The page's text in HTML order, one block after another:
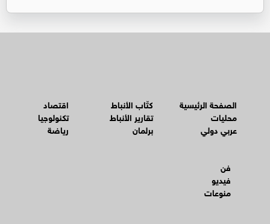
الصفحة الرئيسية
محليات
عربي دولي
كتّاب الأنباط
تقارير الأنباط
برلمان
اقتصاد
تكنولوجيا
رياضة
فن
فيديو
منوعات